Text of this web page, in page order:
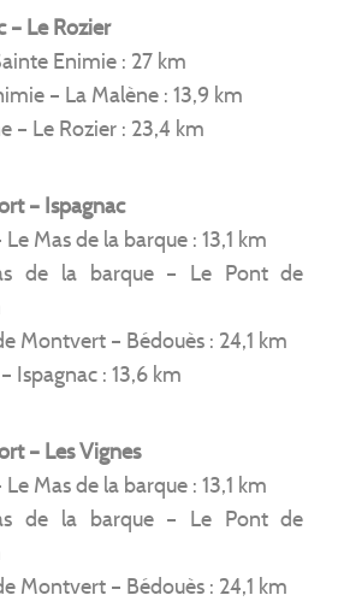
– Le Rozier
Enimie : 27 km
– La Malène : 13,9 km
– Le Rozier : 23,4 km
– Ispagnac
Mas de la barque : 13,1 km
de la barque – Le Pont de
Montvert – Bédouès : 24,1 km
Ispagnac : 13,6 km
– Les Vignes
Mas de la barque : 13,1 km
de la barque – Le Pont de
Montvert – Bédouès : 24,1 km